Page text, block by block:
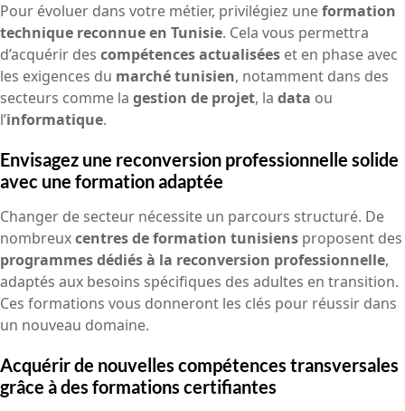
Pour évoluer dans votre métier, privilégiez uneformation
technique reconnue en Tunisie. Cela vous permettra
d’acquérir des compétences actualisées et en phase avec
les exigences du marché tunisien, notamment dans des
secteurs comme la gestion de projet, la data ou
l’informatique.
Envisagez une reconversion professionnelle solide
avec une formation adaptée
Changer de secteur nécessite un parcours structuré. De
nombreuxcentres de formation tunisiens proposent des
programmes dédiés à la reconversion professionnelle,
adaptés aux besoins spécifiques des adultes en transition.
Ces formations vous donneront les clés pour réussir dans
un nouveau domaine.
Acquérir de nouvelles compétences transversales
grâce à des formations certifiantes